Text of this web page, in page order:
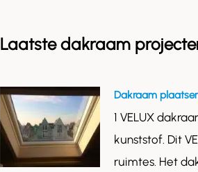
Laatste dakraam
Dakraam
1 VELUX
kunststof. Dit
ruimtes. Het